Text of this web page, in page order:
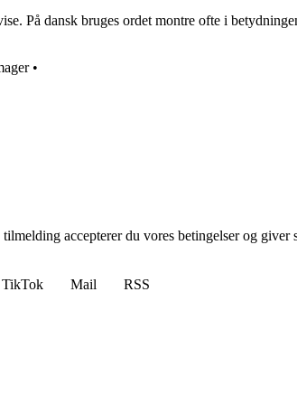
På dansk bruges ordet montre ofte i
•
accepterer du vores betingelser og giver
TikTok Mail
RSS